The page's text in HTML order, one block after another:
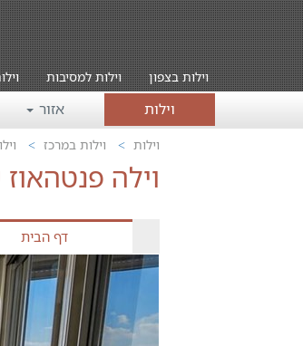
וילות בצפון וילות למסיבות
וילות אזור
וילות וילות במרכז
וילה
דף הבית